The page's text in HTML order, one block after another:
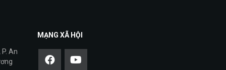
An
MẠNG XÃ HỘI